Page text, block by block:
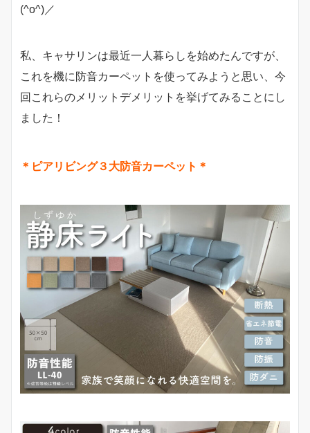
(^o^)／
私、キャサリンは最近一人暮らしを始めたんですが、
これを機に防音カーペットを使ってみようと思い、今
回これらのメリットデメリットを挙げてみることにし
ました！
＊ピアリビング３大防音カーペット＊